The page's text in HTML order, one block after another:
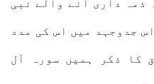
ذمہ داری آنے والے نبی
جدوجہد میں اس کی مدد
کا ذکر ہمیں سورہ آل